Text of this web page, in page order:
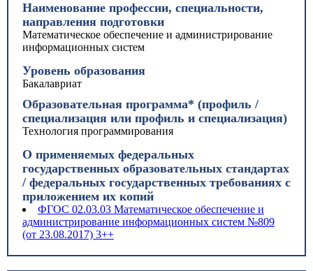
Наименование профессии, специальности,
направления подготовки
Математическое обеспечение и администрирование
информационных систем
Уровень образования
Бакалавриат
Образовательная программа* (профиль /
специализация или профиль и специализация)
Технология программирования
О применяемых федеральных
государственных образовательных стандартах
/ федеральных государственных требованиях с
приложением их копий
ФГОС 02.03.03 Математическое обеспечение и
администрирование информационных систем №809
(от 23.08.2017) 3++